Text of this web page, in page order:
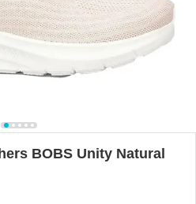
BOBS Unity Natural